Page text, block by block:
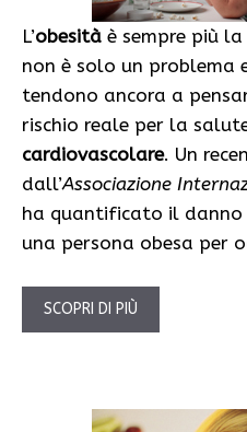
L’obesità è sempre più
non è solo un problema
tendono ancora a
rischio reale per la
cardiovascolare. Un
dall’Associazione
ha quantificato il danno
una persona obesa per
SCOPRI DI PIÙ